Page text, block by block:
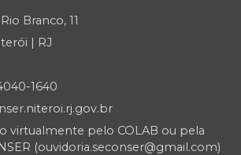
Branco, 11
| RJ
1640
virtualmente pelo COLAB ou pela
(ouvidoria.seconser@gmail.com)